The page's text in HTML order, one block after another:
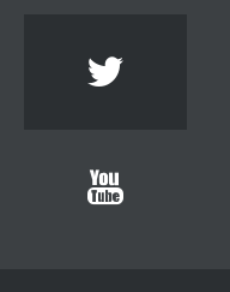
Twitter
Youtube